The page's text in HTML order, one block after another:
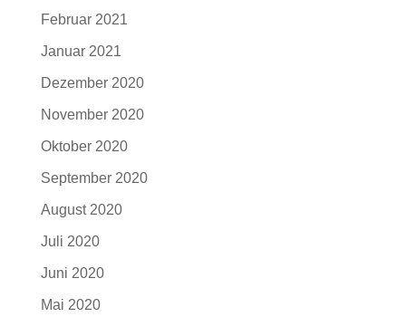
Februar 2021
Januar 2021
Dezember 2020
November 2020
Oktober 2020
September 2020
August 2020
Juli 2020
Juni 2020
Mai 2020